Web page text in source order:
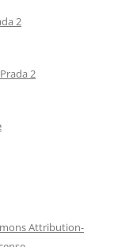
2
2
Attribution-